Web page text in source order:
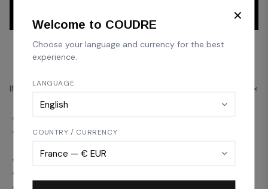
INFORMATIONS PRODUITS
Cette coupelle est soufflée à la bouche par notre maitre
Chaque pièce est unique.
✕
Welcome to COUDRE
Choose your language and currency for the best
experience.
LANGUAGE
COUNTRY / CURRENCY